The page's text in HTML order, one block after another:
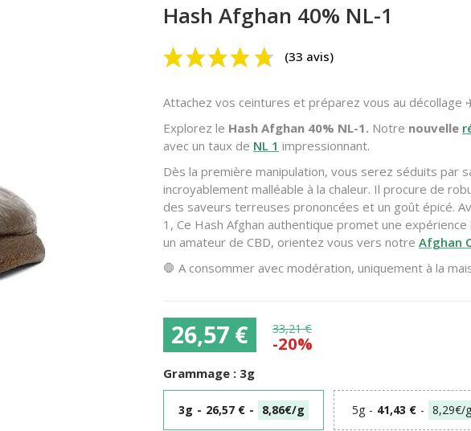
Hash Afghan 40% NL-1
Attachez vos ceintures et préparez vous au décollage
Explorez le Hash Afghan 40% NL-1. Notre nouvelle
avec un taux de NL 1 impressionnant.
Dès la première manipulation, vous serez séduits par
incroyablement malléable à la chaleur. Il procure de
des saveurs terreuses prononcées et un goût épicé.
1, Ce Hash Afghan authentique promet une
un amateur de CBD, orientez vous vers notre Afghan
🛑 A consommer avec modération, uniquement à la
26,57 € 33,21 €
-20%
Grammage : 3g
3g - 26,57 € - 8,86€/g 5g - 41,43 € - 8,29€/g